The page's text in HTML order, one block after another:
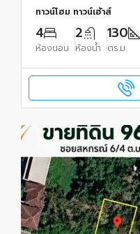
ทาวน์โฮม ทาวน์เฮ้าส์
4
ห้องนอน
2
ห้องน้ำ
130
ตร.ม.